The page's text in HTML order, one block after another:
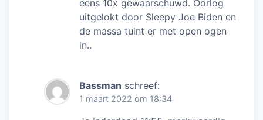
eens 10x gewaarschuwd. Oorlog
uitgelokt door Sleepy Joe Biden en
de massa tuint er met open ogen
in..
Bassman schreef:
1 maart 2022 om 18:34